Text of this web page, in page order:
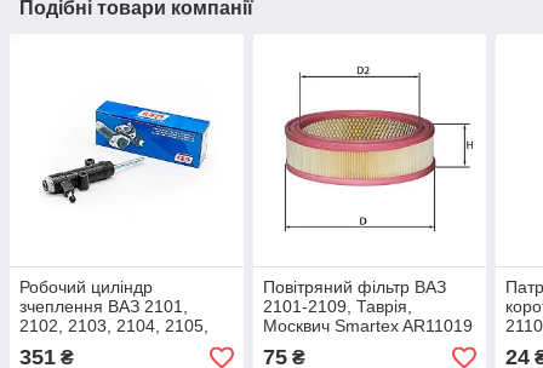
Подібні товари компанії
Робочий циліндр
зчеплення ВАЗ 2101,
2102, 2103, 2104, 2105,
2106, 2107 LSA LA 2101-
351 ₴
Повітряний фільтр ВАЗ
2101-2109, Таврія,
Москвич Smartex AR11019
аналог Mann C 2443/1,
75₴ 24